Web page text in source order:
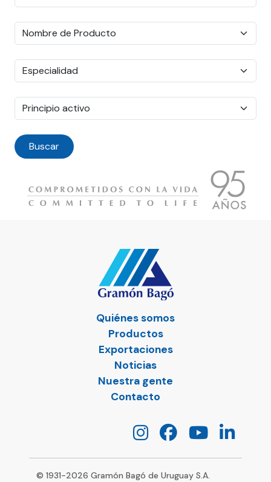
Quiénes somos
Productos
Exportaciones
Noticias
Nuestra gente
Contacto
© 1931-2026 Gramón Bagó de Uruguay S.A.